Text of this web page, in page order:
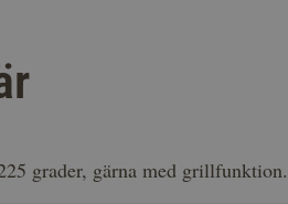
grader, gärna med grillfunktion.